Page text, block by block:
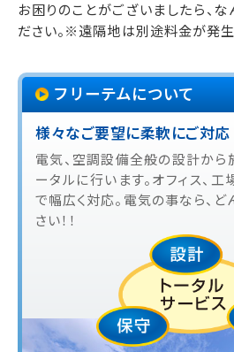
お困りのことがございましたら、
ださい。※遠隔地は別途料金が発生
フリーテムについて
様々なご要望に柔軟にご対応
電気、空調設備全般の設計から
ータルに行います。オフィス、
で幅広く対応。電気の事なら、
さい！！